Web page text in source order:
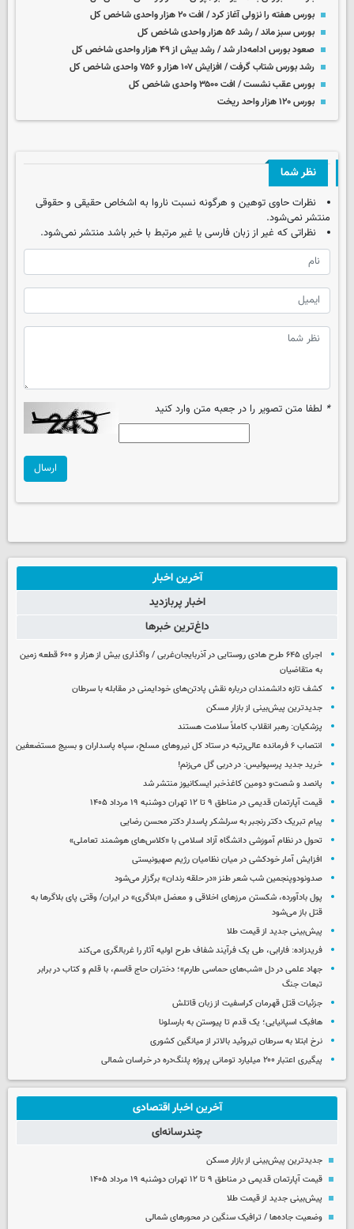
بورس هفته را نزولی آغاز کرد / افت ۲۰ هزار واحدی شاخص کل
بورس سبز ماند / رشد ۵۶ هزار واحدی شاخص کل
صعود بورس ادامه‌دار شد / رشد بیش از ۴۹ هزار واحدی شاخص کل
رشد بورس شتاب گرفت / افزایش ۱۰۷ هزار و ۷۵۶ واحدی شاخص کل
بورس عقب نشست / افت ۳۵۰۰ واحدی شاخص کل
بورس ۱۲۰ هزار واحد ریخت
نظر شما
نظرات حاوی توهین و هرگونه نسبت ناروا به اشخاص حقیقی و حقوقی
منتشر نمی‌شود.
نظراتی که غیر از زبان فارسی یا غیر مرتبط با خبر باشد منتشر نمی‌شود.
* لطفا متن تصویر را در جعبه متن وارد کنید
ارسال
آخرین اخبار
اخبار پربازدید
داغ‌ترین خبرها
اجرای ۶۴۵ طرح هادی روستایی در آذربایجان‌غربی / واگذاری بیش از هزار و ۶۰۰ قطعه زمین
به متقاضیان
کشف تازه دانشمندان درباره نقش پادتن‌های خودایمنی در مقابله با سرطان
جدیدترین پیش‌بینی از بازار مسکن
پزشکیان: رهبر انقلاب کاملاً سلامت هستند
انتصاب ۶ فرمانده عالی‌رتبه در ستاد کل نیروهای مسلح، سپاه پاسداران و بسیج مستضعفین
خرید جدید پرسپولیس: در دربی گل می‌زنم!
پانصد و شصت‌و دومین کاغذخبر ایسکانیوز منتشر شد
قیمت آپارتمان قدیمی در مناطق ۹ تا ۱۲ تهران دوشنبه ۱۹ مرداد ۱۴۰۵
پیام تبریک دکتر رنجبر به سرلشکر پاسدار دکتر محسن رضایی
تحول در نظام آموزشی دانشگاه آزاد اسلامی با «کلاس‌های هوشمند تعاملی»
افزایش آمار خودکشی در میان نظامیان رژیم صهیونیستی
صدونودوپنجمین شب شعر طنز «در حلقه رندان» برگزار می‌شود
پول بادآورده، شکستن مرزهای اخلاقی و معضل «بلاگری» در ایران/ وقتی پای بلاگرها به
قتل باز می‌شود
پیش‌بینی جدید از قیمت طلا
فریدزاده: فارابی، طی یک فرآیند شفاف طرح اولیه آثار را غربالگری می‌کند
جهاد علمی در دل «شب‌های حماسی طارم»؛ دختران حاج قاسم، با قلم و کتاب در برابر
تبعات جنگ
جزئیات قتل قهرمان کراسفیت از زبان قاتلش
هافبک اسپانیایی؛ یک قدم تا پیوستن به بارسلونا
نرخ ابتلا به سرطان تیروئید بالاتر از میانگین کشوری
پیگیری اعتبار ۲۰۰ میلیارد تومانی پروژه پلنگ‌دره در خراسان شمالی
آخرین اخبار اقتصادی
چندرسانه‌ای
جدیدترین پیش‌بینی از بازار مسکن
قیمت آپارتمان قدیمی در مناطق ۹ تا ۱۲ تهران دوشنبه ۱۹ مرداد ۱۴۰۵
پیش‌بینی جدید از قیمت طلا
وضعیت جاده‌ها / ترافیک سنگین در محورهای شمالی